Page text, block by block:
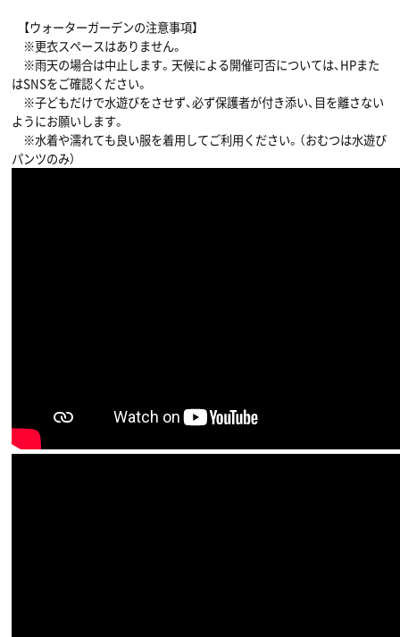
【ウォーターガーデンの注意事項】
※更衣スペースはありません。
※雨天の場合は中止します。天候による開催可否については、HPまた
はSNSをご確認ください。
※子どもだけで水遊びをさせず、必ず保護者が付き添い、目を離さない
ようにお願いします。
※水着や濡れても良い服を着用してご利用ください。（おむつは水遊び
パンツのみ）